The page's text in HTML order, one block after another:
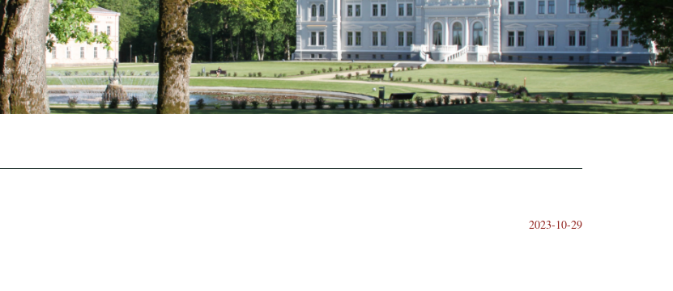
2023-10-29